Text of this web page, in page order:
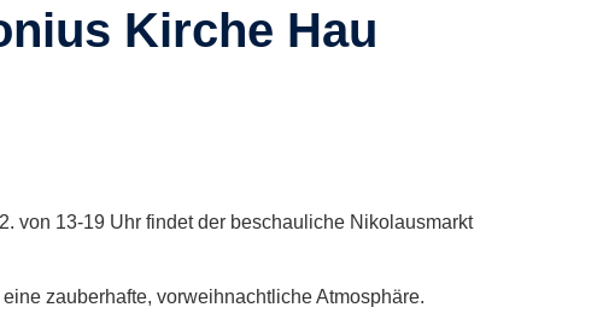
Kirche Hau
von 13-19 Uhr findet der beschauliche Nikolausmarkt
zauberhafte, vorweihnachtliche Atmosphäre.